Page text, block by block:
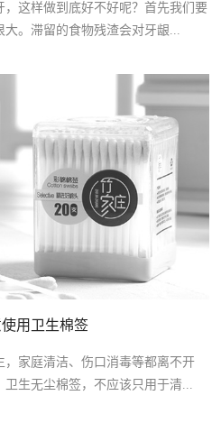
这样做到底好不好呢？首先我们要
。滞留的食物残渣会对牙龈...
用卫生棉签
家庭清洁、伤口消毒等都离不开
生无尘棉签，不应该只用于清...